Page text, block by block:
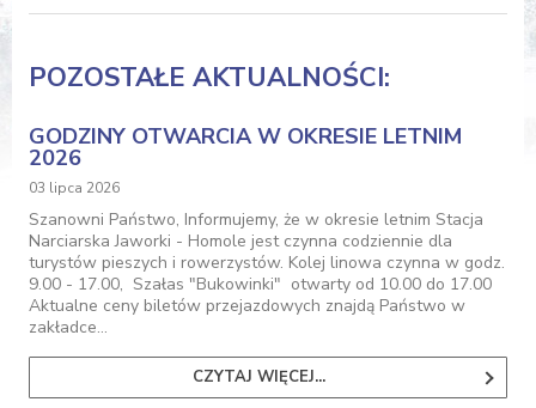
POZOSTAŁE AKTUALNOŚCI:
GODZINY OTWARCIA W OKRESIE LETNIM
2026
03 lipca 2026
Szanowni Państwo, Informujemy, że w okresie letnim Stacja
Narciarska Jaworki - Homole jest czynna codziennie dla
turystów pieszych i rowerzystów. Kolej linowa czynna w godz.
9.00 - 17.00, Szałas "Bukowinki" otwarty od 10.00 do 17.00
Aktualne ceny biletów przejazdowych znajdą Państwo w
zakładce…
CZYTAJ WIĘCEJ...